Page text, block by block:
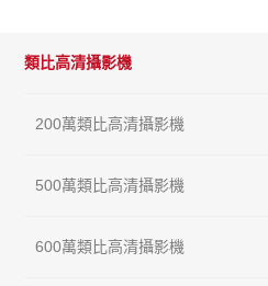
類比高清攝影機
200萬類比高清攝影機
500萬類比高清攝影機
600萬類比高清攝影機